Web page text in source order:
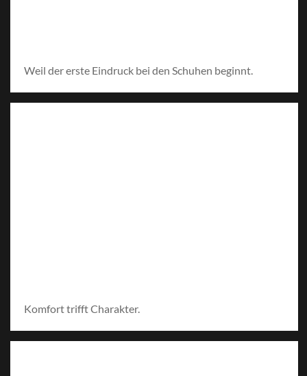
Weil der erste Eindruck bei den Schuhen beginnt.
Komfort trifft Charakter.